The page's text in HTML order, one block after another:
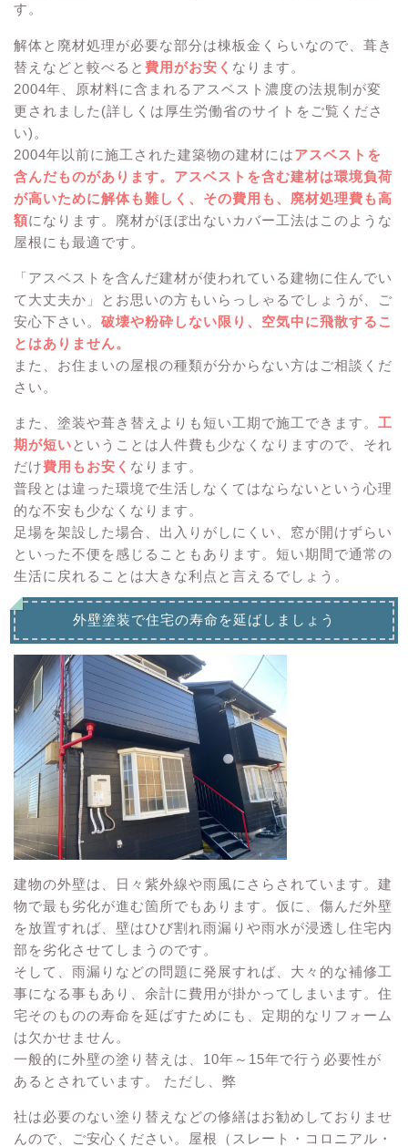
す。
解体と廃材処理が必要な部分は棟板金くらいなので、葺き
替えなどと較べると 費用がお安く なります。
2004年、原材料に含まれるアスベスト濃度の法規制が変
更されました(詳しくは厚生労働省のサイトをご覧くださ
い)。
2004年以前に施工された建築物の建材にはアスベストを
含んだものがあります。アスベストを含む建材は環境負荷
が高いために解体も難しく、その費用も、廃材処理費も高
額になります。廃材がほぼ出ないカバー工法はこのような
屋根にも最適です。
「アスベストを含んだ建材が使われている建物に住んでい
て大丈夫か」とお思いの方もいらっしゃるでしょうが、ご
安心下さい。 破壊や粉砕しない限り、空気中に飛散するこ
とはありません。
また、お住まいの屋根の種類が分からない方はご相談くだ
さい。
また、塗装や葺き替えよりも短い工期で施工できます。 工
期が短いということは人件費も少なくなりますので、それ
だけ費用もお安く なります。
普段とは違った環境で生活しなくてはならないという心理
的な不安も少なくなります。
足場を架設した場合、出入りがしにくい、窓が開けずらい
といった不便を感じることもあります。短い期間で通常の
生活に戻れることは大きな利点と言えるでしょう。
外壁塗装で住宅の寿命を延ばしましょう
建物の外壁は、日々紫外線や雨風にさらされています。建
物で最も劣化が進む箇所でもあります。仮に、傷んだ外壁
を放置すれば、壁はひび割れ雨漏りや雨水が浸透し住宅内
部を劣化させてしまうのです。
そして、雨漏りなどの問題に発展すれば、大々的な補修工
事になる事もあり、余計に費用が掛かってしまいます。住
宅そのものの寿命を延ばすためにも、定期的なリフォーム
は欠かせません。
一般的に外壁の塗り替えは、10年～15年で行う必要性が
あるとされています。 ただし、弊
社は必要のない塗り替えなどの修繕はお勧めしておりませ
んので、ご安心ください。屋根（スレート・コロニアル・